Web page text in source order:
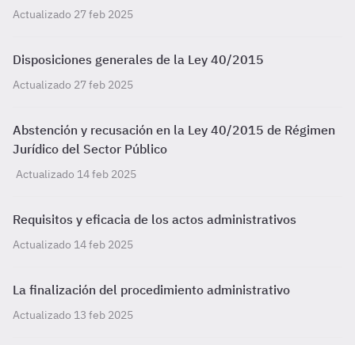
Actualizado 27 feb 2025
Disposiciones generales de la Ley 40/2015
Actualizado 27 feb 2025
Abstención y recusación en la Ley 40/2015 de Régimen
Jurídico del Sector Público
Actualizado 14 feb 2025
Requisitos y eficacia de los actos administrativos
Actualizado 14 feb 2025
La finalización del procedimiento administrativo
Actualizado 13 feb 2025